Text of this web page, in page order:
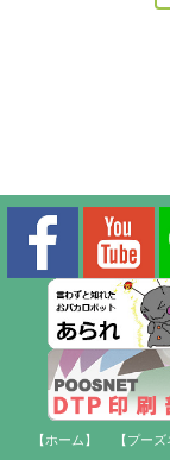
【ホーム】 【プー